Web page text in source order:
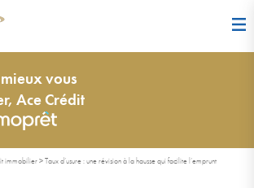
vous
Ace Crédit
immobilier>Taux d’usure : une révision à la hausse qui facilite l’emprunt